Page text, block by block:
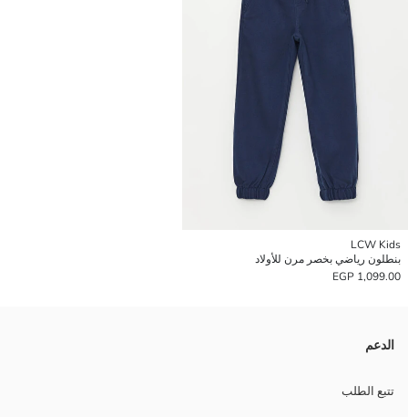
LCW Kids
بنطلون رياضي بخصر مرن للأولاد
1,099.00 EGP
الدعم
تتبع الطلب